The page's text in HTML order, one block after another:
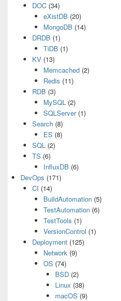
DOC(34)
eXistDB (20)
MongoDB (14)
DRDB (1)
TiDB (1)
KV(13)
Memcached (2)
Redis (11)
RDB (3)
MySQL (2)
SQLServer(1)
Search(8)
ES (8)
SQL(2)
TS (6)
InfluxDB (6)
DevOps (171)
CI (14)
BuildAutomation (5)
TestAutomation (6)
TestTools (1)
VersionControl (1)
Deployment(125)
Network (9)
OS (74)
BSD(2)
Linux (38)
macOS (9)